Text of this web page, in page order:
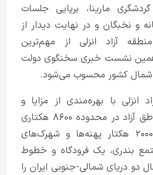
مارینا، برپایی جلسات
و نخبگان و در نهایت دیدار از
آزاد انزلی از مهم‌ترین
نشست خبری سخنگوی دولت
شمال کشور محسوب می‌شود.
انزلی با بهره‌مندی از مزایا و
معافیت‌های قانونی مناطق آزاد در محدوده ۸۶۰۰ هکتاری
بندری، یک فرودگاه و خطوط
دو دریای شمالی-جنوبی ایران را